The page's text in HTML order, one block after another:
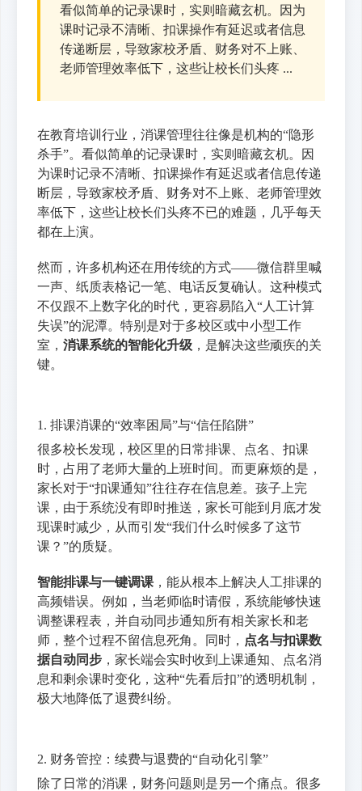
看似简单的记录课时，实则暗藏玄机。因为
课时记录不清晰、扣课操作有延迟或者信息
传递断层，导致家校矛盾、财务对不上账、
老师管理效率低下，这些让校长们头疼 ...
在教育培训行业， 消课管理往往像是机构的“隐形
杀手”。看似简单的记录课时，实则暗藏玄机。因
为课时记录不清晰、扣课操作有延迟或者信息传递
断层，导致家校矛盾、财务对不上账、老师管理效
率低下，这些让校长们头疼不已的难题，几乎每天
都在上演。
然而，许多机构还在用传统的方式——微信群里喊
一声、纸质表格记一笔、电话反复确认。这种模式
不仅跟不上数字化的时代，更容易陷入“人工计算
失误”的泥潭。特别是对于多校区或中小型工作
室， 消课系统的智能化升级 ，是解决这些顽疾的关
键。
1. 排课消课的“效率困局”与“信任陷阱”
很多校长发现，校区里的日常排课、点名、扣课
时，占用了老师大量的上班时间。而更麻烦的是，
家长对于“扣课通知”往往存在信息差。孩子上完
课，由于系统没有即时推送，家长可能到月底才发
现课时减少，从而引发“我们什么时候多了这节
课？”的质疑。
智能排课与一键调课 ，能从根本上解决人工排课的
高频错误。例如，当老师临时请假，系统能够快速
调整课程表，并自动同步通知所有相关家长和老
师，整个过程不留信息死角。同时， 点名与扣课数
据自动同步 ，家长端会实时收到上课通知、点名消
息和剩余课时变化，这种“先看后扣”的透明机制，
极大地降低了退费纠纷。
2. 财务管控：续费与退费的“自动化引擎”
除了日常的消课，财务问题则是另一个痛点。很多